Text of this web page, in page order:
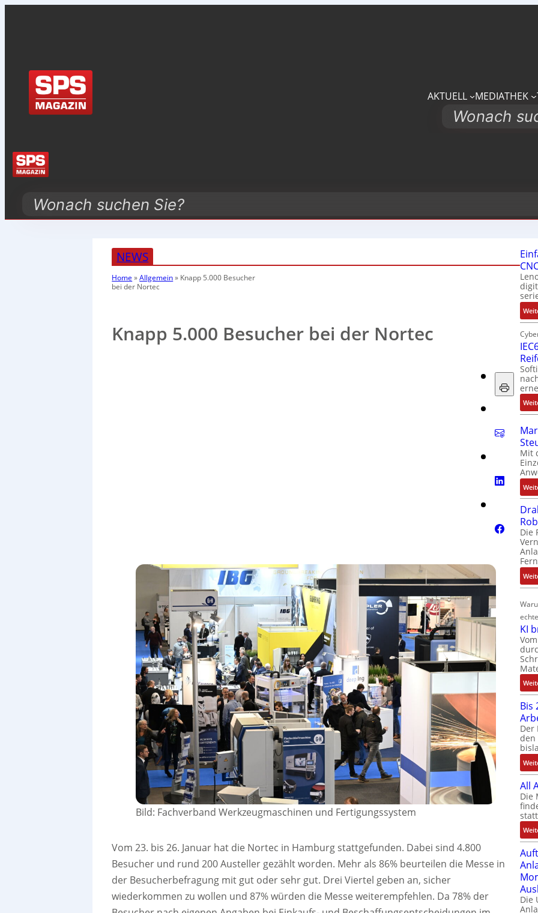
AKTUELL MEDIATHEK
Search
Search
NEWS
Home »Allgemein» Knapp 5.000 Besucher
bei der Nortec
Knapp 5.000 Besucher bei der Nortec
Bild: Fachverband Werkzeugmaschinen und Fertigungssystem
Vom 23. bis 26. Januar hat die Nortec in Hamburg stattgefunden. Dabei sind 4.800
Besucher und rund 200 Austeller gezählt worden. Mehr als 86% beurteilen die Messe in
der Besucherbefragung mit gut oder sehr gut. Drei Viertel geben an, sicher
wiederkommen zu wollen und 87% würden die Messe weiterempfehlen. Da 78% der
Mit
Die
KI
Bis
Der
den
All
Die
Die